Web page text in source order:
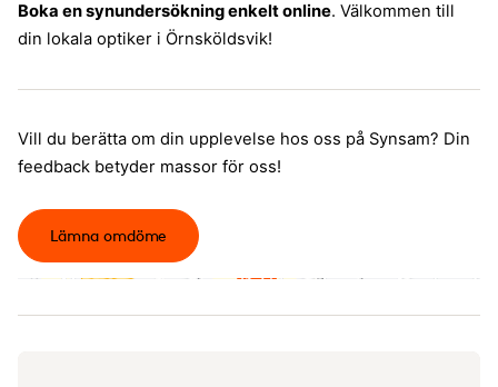
Boka en synundersökning enkelt online. Välkommen till
din lokala optiker i Örnsköldsvik!
Vill du berätta om din upplevelse hos oss på Synsam? Din
feedback betyder massor för oss!
Lämna omdöme